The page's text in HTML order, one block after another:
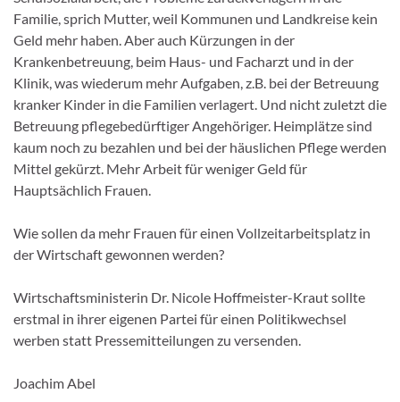
Familie, sprich Mutter, weil Kommunen und Landkreise kein
Geld mehr haben. Aber auch Kürzungen in der
Krankenbetreuung, beim Haus- und Facharzt und in der
Klinik, was wiederum mehr Aufgaben, z.B. bei der Betreuung
kranker Kinder in die Familien verlagert. Und nicht zuletzt die
Betreuung pflegebedürftiger Angehöriger. Heimplätze sind
kaum noch zu bezahlen und bei der häuslichen Pflege werden
Mittel gekürzt. Mehr Arbeit für weniger Geld für
Hauptsächlich Frauen.
Wie sollen da mehr Frauen für einen Vollzeitarbeitsplatz in
der Wirtschaft gewonnen werden?
Wirtschaftsministerin Dr. Nicole Hoffmeister-Kraut sollte
erstmal in ihrer eigenen Partei für einen Politikwechsel
werben statt Pressemitteilungen zu versenden.
Joachim Abel